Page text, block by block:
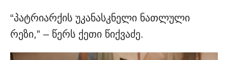
“პატრიარქის უკანასკნელი ნათლული
რეზი,” – წერს ქეთი წიქვაძე.